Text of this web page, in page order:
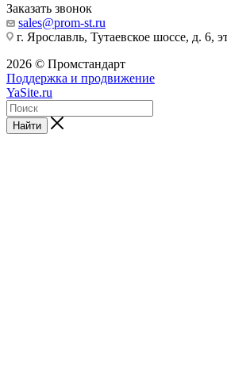
Заказать звонок
sales@prom-st.ru
г. Ярославль, Тутаевское шоссе, д. 6,
2026 © Промстандарт
Поддержка и продвижение
YaSite.ru
Найти